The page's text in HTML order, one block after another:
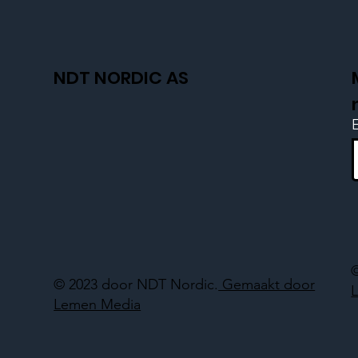
NDT NORDIC AS
© 2023 door NDT Nordic. Gemaakt door
Lemen Media